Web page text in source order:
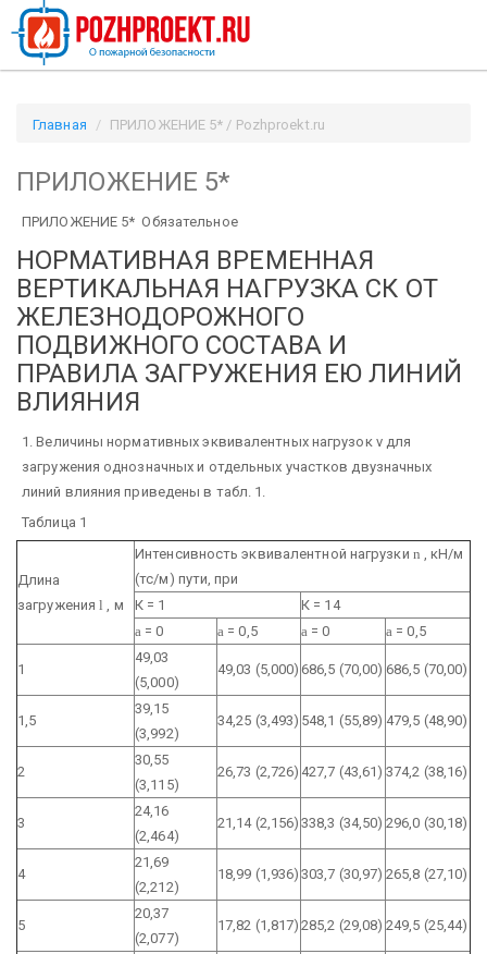
Главная ПРИЛОЖЕНИЕ 5* / Pozhproekt.ru
ПРИЛОЖЕНИЕ 5*
ПРИЛОЖЕНИЕ 5* Обязательное
НОРМАТИВНАЯ ВРЕМЕННАЯ
ВЕРТИКАЛЬНАЯ НАГРУЗКА СК ОТ
ЖЕЛЕЗНОДОРОЖНОГО
ПОДВИЖНОГО СОСТАВА И
ПРАВИЛА ЗАГРУЖЕНИЯ ЕЮ ЛИНИЙ
ВЛИЯНИЯ
1. Величины нормативных эквивалентных нагрузок v для
загружения однозначных и отдельных участков двузначных
линий влияния приведены в табл. 1.
Таблица 1
Длина
загруженияl , м
Интенсивность эквивалентной нагрузки n , кН/м
(тс/м) пути, при
К = 1
К = 14
a = 0 a = 0,5 a = 0 a = 0,5
1
49,03
(5,000)
49,03 (5,000) 686,5 (70,00) 686,5 (70,00)
1,5
39,15
(3,992)
34,25 (3,493) 548,1 (55,89) 479,5 (48,90)
2
30,55
(3,115)
26,73 (2,726) 427,7 (43,61) 374,2 (38,16)
3
24,16
(2,464)
21,14 (2,156) 338,3 (34,50) 296,0 (30,18)
4
21,69
(2,212)
18,99 (1,936) 303,7 (30,97) 265,8 (27,10)
5
20,37
(2,077)
17,82 (1,817) 285,2 (29,08) 249,5 (25,44)